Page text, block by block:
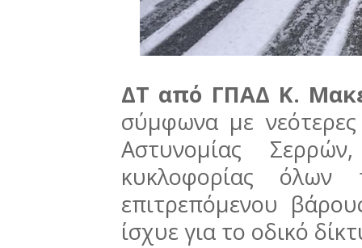
ΔΤ από ΓΠΑΔ Κ.
σύμφωνα με
Αστυνομίας
κυκλοφορίας όλων
επιτρεπόμενου
ίσχυε για το οδικό